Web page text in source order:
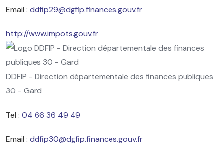
Email : ddfip29@dgfip.finances.gouv.fr
http://www.impots.gouv.fr
DDFIP - Direction départementale des finances publiques
30 - Gard
Tel : 04 66 36 49 49
Email : ddfip30@dgfip.finances.gouv.fr